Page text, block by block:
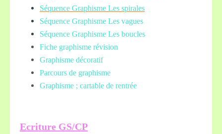
Séquence Graphisme Les spirales
Séquence Graphisme Les vagues
Séquence Graphisme Les boucles
Fiche graphisme révision
Graphisme décoratif
Parcours de graphisme
Graphisme ; cartable de rentrée
Ecriture GS/CP